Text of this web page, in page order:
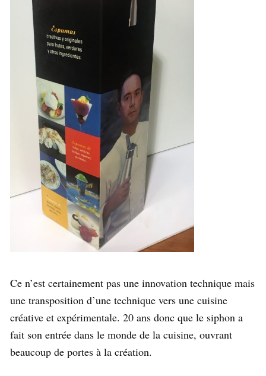
Ce n’est certainement pas une innovation technique mais
une transposition d’une technique vers une cuisine
créative et expérimentale. 20 ans donc que le siphon a
fait son entrée dans le monde de la cuisine, ouvrant
beaucoup de portes à la création.